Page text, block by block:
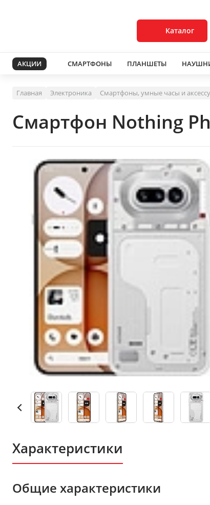
Каталог
АКЦИИ СМАРТФОНЫ ПЛАНШЕТЫ
Главная Электроника Смартфоны, умные часы и
Смартфон Nothing
Характеристики
Общие характеристики